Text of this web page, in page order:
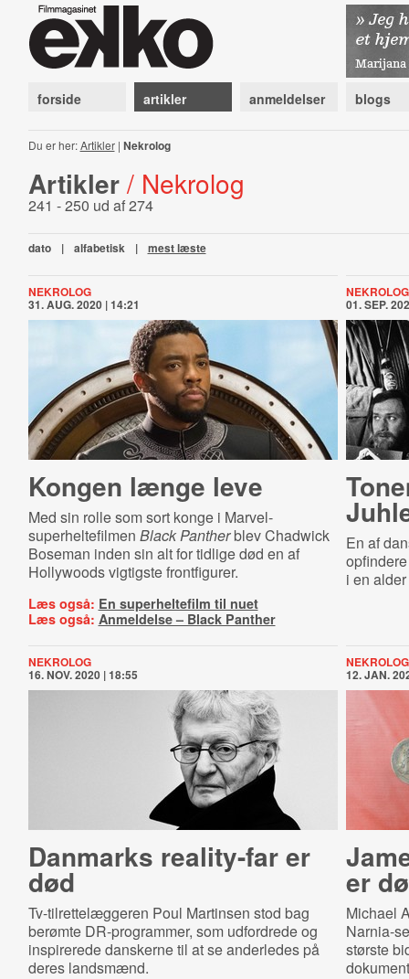
forside artikler anmeldelser blogs
Du er her:Artikler| Nekrolog
Artikler / Nekrolog
241 - 250 ud af 274
dato | alfabetisk | mest læste
NEKROLOG
31. AUG. 2020 | 14:21
Kongen længe leve
Med sin rolle som sort konge i Marvel-
superheltefilmen Black Pantherblev Chadwick
Boseman inden sin alt for tidlige død en af
Hollywoods vigtigste frontfigurer.
Læs også: En superheltefilm til nuet
Læs også: Anmeldelse – Black Panther
NEKROLOG
01. SEP.
En af
i en
NEKROLOG
16. NOV. 2020 | 18:55
Danmarks reality-far er
død
Tv-tilrettelæggeren Poul Martinsen stod bag
berømte DR-programmer, som udfordrede og
inspirerede danskerne til at se anderledes på
deres landsmænd.
NEKROLOG
12. JAN.
er
Michael
Narnia-
største